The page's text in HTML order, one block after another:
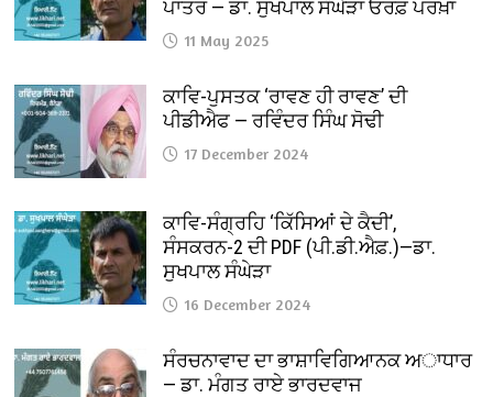
ਪਾਤਰ — ਡਾ. ਸੁਖਪਾਲ ਸੰਘੇੜਾ ਓਰਫ਼ ਪਰਖ਼ਾ
11 May 2025
ਕਾਵਿ-ਪੁਸਤਕ ‘ਰਾਵਣ ਹੀ ਰਾਵਣ’ ਦੀ
ਪੀਡੀਐਫ — ਰਵਿੰਦਰ ਸਿੰਘ ਸੋਢੀ
17 December 2024
ਕਾਵਿ-ਸੰਗ੍ਰਹਿ ‘ਕਿੱਸਿਆਂ ਦੇ ਕੈਦੀ’,
ਸੰਸਕਰਨ-2 ਦੀ PDF (ਪੀ.ਡੀ.ਐਫ਼.)—ਡਾ.
ਸੁਖਪਾਲ ਸੰਘੇੜਾ
16 December 2024
ਸੰਰਚਨਾਵਾਦ ਦਾ ਭਾਸ਼ਾਵਿਗਿਆਨਕ ਅਾਧਾਰ
— ਡਾ. ਮੰਗਤ ਰਾਏ ਭਾਰਦਵਾਜ